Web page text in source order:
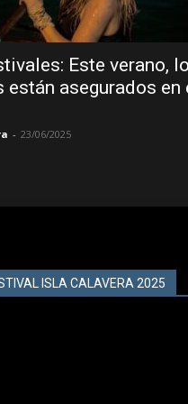
Este verano,
asegurados en
- 23/06/2025
ISLA CALAVERA 2025